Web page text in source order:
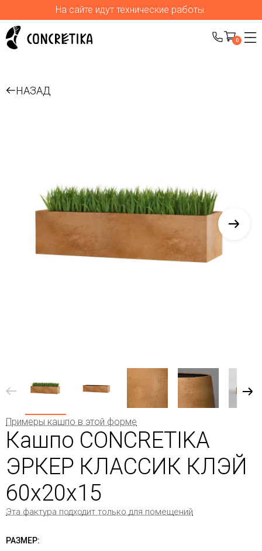
На сайте идут технические работы.
0
НАЗАД
Примеры кашпо в этой форме
Кашпо CONCRETIKA
ЭРКЕР КЛАССИК КЛЭЙ
60x20x15
Эта фактура подходит только для помещений
РАЗМЕР: